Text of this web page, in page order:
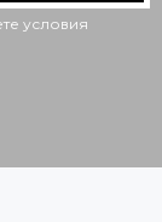
условия